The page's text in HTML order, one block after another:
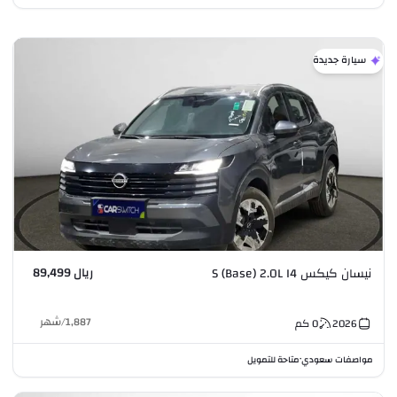
سيارة جديدة
نيسان كيكس S (Base) 2.0L I4 ريال 89,499
2026
0كم 1,887
/شهر
مواصفات سعودي•متاحة للتمويل